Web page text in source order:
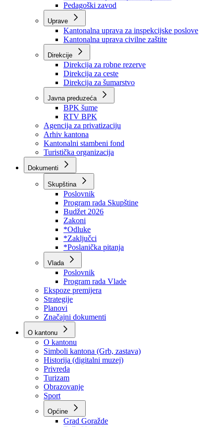
Zavod zdravstvenog osiguranja
Zavod za javno zdravstvo
Zavod za besplatnu pravnu pomoć
Pedagoški zavod
Kantonalna uprava za inspekcijske poslove
Kantonalna uprava civilne zaštite
Direkcije
Direkcija za robne rezerve
Direkcija za ceste
Direkcija za šumarstvo
Javna preduzeća
BPK šume
RTV BPK
Agencija za privatizaciju
Arhiv kantona
Kantonalni stambeni fond
Turistička organizacija
Dokumenti
Skupština
Poslovnik
Program rada Skupštine
Budžet 2026
Zakoni
*Odluke
*Zaključci
*Poslanička pitanja
Vlada
Poslovnik
Program rada Vlade
Ekspoze premijera
Strategije
Planovi
Značajni dokumenti
O kantonu
O kantonu
Simboli kantona (Grb, zastava)
Historija (digitalni muzej)
Privreda
Turizam
Obrazovanje
Sport